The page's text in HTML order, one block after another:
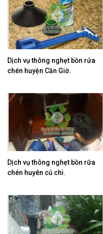
Dịch vụ thông nghẹt bồn rửa
chén huyện Cần Giờ.
Dịch vụ thông nghẹt bồn rữa
chén huyên củ chi.